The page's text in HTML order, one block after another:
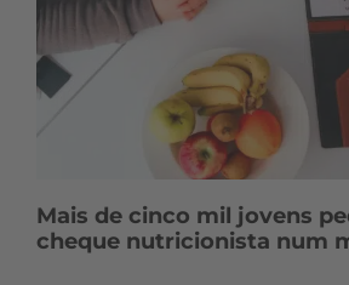
Mais de cinco mil jovens
cheque nutricionista num